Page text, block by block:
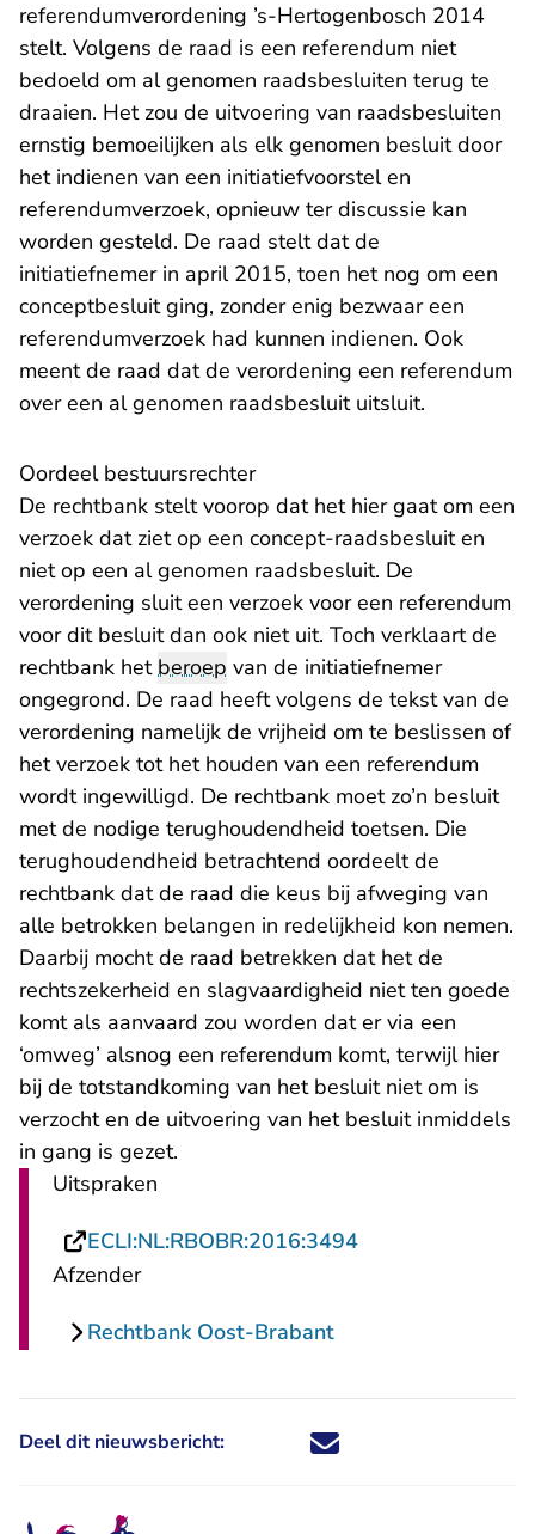
referendumverordening ’s-Hertogenbosch 2014
stelt. Volgens de raad is een referendum niet
bedoeld om al genomen raadsbesluiten terug te
draaien. Het zou de uitvoering van raadsbesluiten
ernstig bemoeilijken als elk genomen besluit door
het indienen van een initiatiefvoorstel en
referendumverzoek, opnieuw ter discussie kan
worden gesteld. De raad stelt dat de
initiatiefnemer in april 2015, toen het nog om een
conceptbesluit ging, zonder enig bezwaar een
referendumverzoek had kunnen indienen. Ook
meent de raad dat de verordening een referendum
over een al genomen raadsbesluit uitsluit.
Oordeel bestuursrechter
De rechtbank stelt voorop dat het hier gaat om een
verzoek dat ziet op een concept-raadsbesluit en
niet op een al genomen raadsbesluit. De
verordening sluit een verzoek voor een referendum
voor dit besluit dan ook niet uit. Toch verklaart de
rechtbank hetberoep van de initiatiefnemer
ongegrond. De raad heeft volgens de tekst van de
verordening namelijk de vrijheid om te beslissen of
het verzoek tot het houden van een referendum
wordt ingewilligd. De rechtbank moet zo’n besluit
met de nodige terughoudendheid toetsen. Die
terughoudendheid betrachtend oordeelt de
rechtbank dat de raad die keus bij afweging van
alle betrokken belangen in redelijkheid kon nemen.
Daarbij mocht de raad betrekken dat het de
rechtszekerheid en slagvaardigheid niet ten goede
komt als aanvaard zou worden dat er via een
‘omweg’ alsnog een referendum komt, terwijl hier
bij de totstandkoming van het besluit niet om is
verzocht en de uitvoering van het besluit inmiddels
in gang is gezet.
Uitspraken
ECLI:NL:RBOBR:2016:3494- U verlaat
Afzender
Rechtbank Oost-Brabant
Deel dit nieuwsbericht: Deel dit nieuwsbericht via X -
Deel dit nieuwsbericht via
Deel dit nieuwsbericht
Deel dit